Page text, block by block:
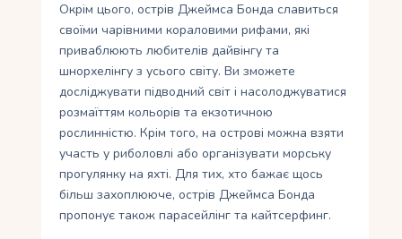
Окрім цього, острів Джеймса Бонда славиться
своїми чарівними кораловими рифами, які
приваблюють любителів дайвінгу та
шнорхелінгу з усього світу. Ви зможете
досліджувати підводний світ і насолоджуватися
розмаїттям кольорів та екзотичною
рослинністю. Крім того, на острові можна взяти
участь у риболовлі або організувати морську
прогулянку на яхті. Для тих, хто бажає щось
більш захоплююче, острів Джеймса Бонда
пропонує також парасейлінг та кайтсерфинг.